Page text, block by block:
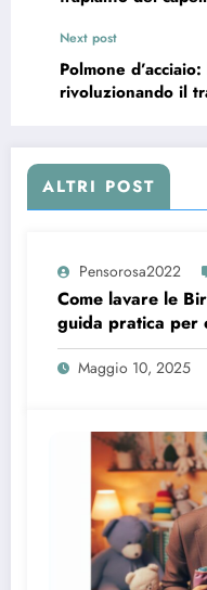
Next post
Polmone
rivoluzionando il
ALTRI POST
Pensorosa2022
Come lavare le
guida pratica per
rapidamente
Maggio 10, 2025